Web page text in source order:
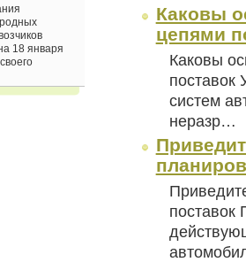
18 января
Каковы
цепями
Каковы
поставок
систем
неразр…
поставок